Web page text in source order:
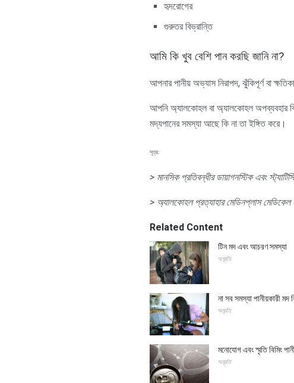
হৃদরোগের
গুরুতর বিভ্রান্তি
আমি কি খুব বেশি পান করছি জানি না?
আপনার পানীয় অভ্যাস নিরাপদ, ঝুঁকিপূর্ণ বা
আপনি অ্যালকোহল বা অ্যালকোহল অপব্যবহার
মদ্যপানের সমস্যা আছে কি না তা ইঙ্গিত করে।
সূত্র:
> মানসিক প্রতিবন্ধীর ডায়াগনস্টিক এবং
> অ্যালকোহল প্রত্যাহার মেডিনপ্লাস
Related Content
টিন মদ এবং আচরণ সমস্যা
অনুরতি
না সব সমস্যা পানীয়কারী মদ
অনুরতি
মনোযোগ এবং স্মৃতি বিমিং
অনুরতি